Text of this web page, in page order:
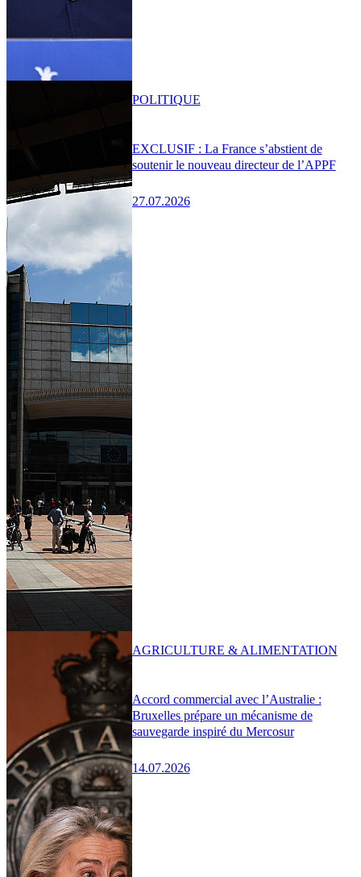
EXCLUSIF : La France s’abstient de
soutenir le nouveau directeur de l’APPF
27.07.2026
POLITIQUE
Accord commercial avec l’Australie :
Bruxelles prépare un mécanisme de
sauvegarde inspiré du Mercosur
14.07.2026
AGRICULTURE & ALIMENTATION